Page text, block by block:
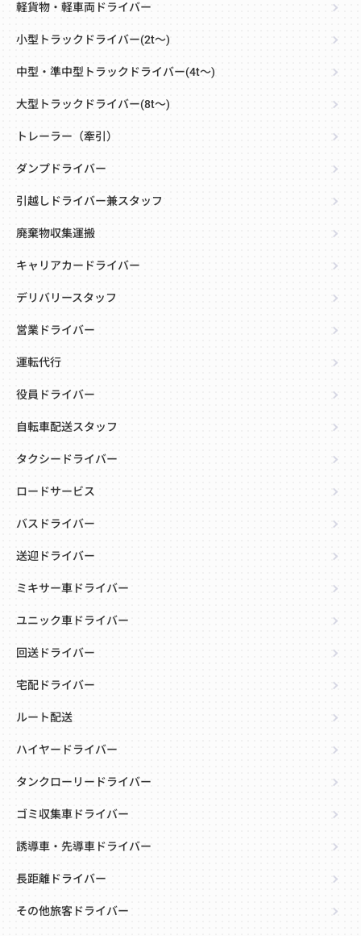
軽貨物・軽車両ドライバー
小型トラックドライバー(2t～)
中型・準中型トラックドライバー(4t～)
大型トラックドライバー(8t～)
トレーラー（牽引）
ダンプドライバー
引越しドライバー兼スタッフ
廃棄物収集運搬
キャリアカードライバー
デリバリースタッフ
営業ドライバー
運転代行
役員ドライバー
自転車配送スタッフ
タクシードライバー
ロードサービス
バスドライバー
送迎ドライバー
ミキサー車ドライバー
ユニック車ドライバー
回送ドライバー
宅配ドライバー
ルート配送
ハイヤードライバー
タンクローリードライバー
ゴミ収集車ドライバー
誘導車・先導車ドライバー
長距離ドライバー
その他旅客ドライバー